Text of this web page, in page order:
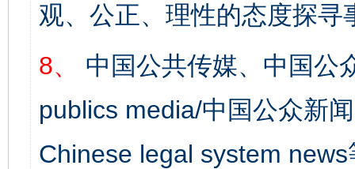
观、公正、理性的态度探寻
8、
中国公共传媒、中国公
publics media/中国公众新
Chinese legal system